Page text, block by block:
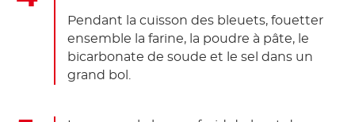
Pendant la cuisson des bleuets, fouetter
ensemble la farine, la poudre à pâte, le
bicarbonate de soude et le sel dans un
grand bol.